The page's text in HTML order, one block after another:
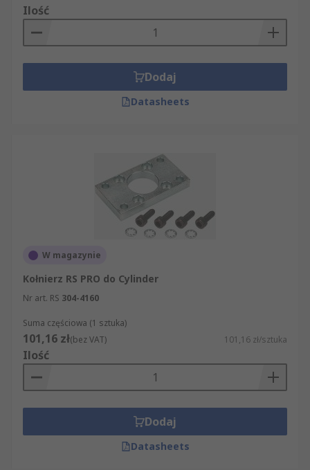
Ilość
Dodaj
Datasheets
W magazynie
Kołnierz RS PRO do Cylinder
Nr art. RS 304-4160
Suma częściowa (1 sztuka)
101,16 zł(bez VAT) 101,16 zł/sztuka
Ilość
Dodaj
Datasheets